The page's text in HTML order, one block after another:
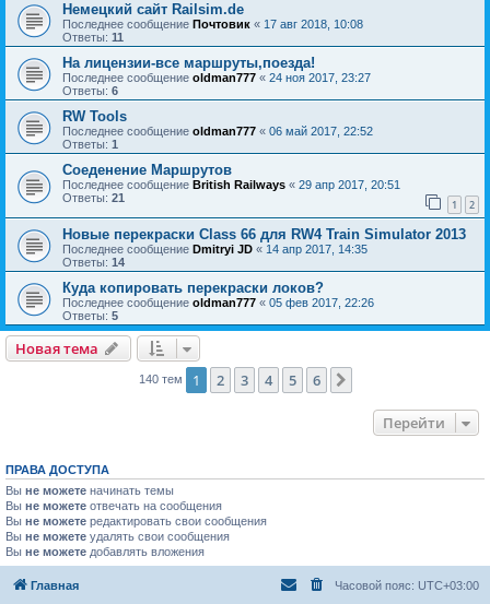
Немецкий сайт Railsim.de
Последнее сообщение Почтовик « 17 авг 2018, 10:08
Ответы: 11
На лицензии-все маршруты,поезда!
Последнее сообщение oldman777 « 24 ноя 2017, 23:27
Ответы: 6
RW Tools
Последнее сообщение oldman777 « 06 май 2017, 22:52
Ответы: 1
Соеденение Маршрутов
Последнее сообщение British Railways « 29 апр 2017, 20:51
Ответы: 21 1 2
Новые перекраски Class 66 для RW4 Train Simulator 2013
Последнее сообщение Dmitryi JD « 14 апр 2017, 14:35
Ответы: 14
Куда копировать перекраски локов?
Последнее сообщение oldman777 « 05 фев 2017, 22:26
Ответы: 5
Новая тема
140 тем 1 2 3 4 5 6
Перейти
ПРАВА ДОСТУПА
Вы не можете начинать темы
Вы не можете отвечать на сообщения
Вы не можете редактировать свои сообщения
Вы не можете удалять свои сообщения
Вы не можете добавлять вложения
Главная Часовой пояс: UTC+03:00